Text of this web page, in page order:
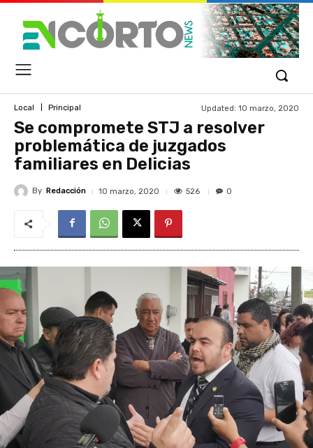
Local Principal Updated: 10 marzo, 2020
Se compromete STJ a resolver
problemática de juzgados
familiares en Delicias
By Redacción 10 marzo, 2020 526 0